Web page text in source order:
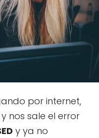
por internet,
nos sale el error
y ya no